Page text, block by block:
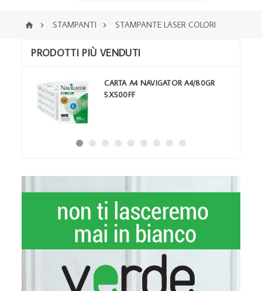
  STAMPANTI  STAMPANTE LASER COLORI
PRODOTTI PIÙ VENDUTI
CARTA A4 NAVIGATOR A4/80GR
5X500FF